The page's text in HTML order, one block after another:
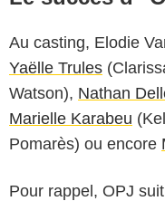
Au casting, Elodie
Yaëlle Trules
Watson), Nathan
Marielle Karabeu
Pomarès) ou encore
Pour rappel, OPJ